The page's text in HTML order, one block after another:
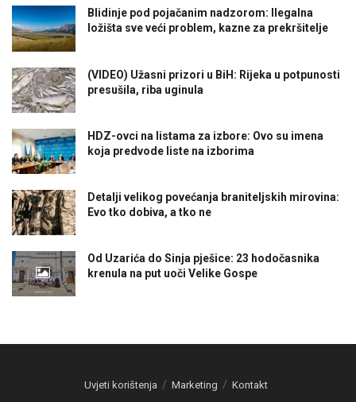
Blidinje pod pojačanim nadzorom: Ilegalna
ložišta sve veći problem, kazne za prekršitelje
(VIDEO) Užasni prizori u BiH: Rijeka u potpunosti
presušila, riba uginula
HDZ-ovci na listama za izbore: Ovo su imena
koja predvode liste na izborima
Detalji velikog povećanja braniteljskih mirovina:
Evo tko dobiva, a tko ne
Od Uzarića do Sinja pješice: 23 hodočasnika
krenula na put uoči Velike Gospe
Uvjeti korištenja Marketing Kontakt